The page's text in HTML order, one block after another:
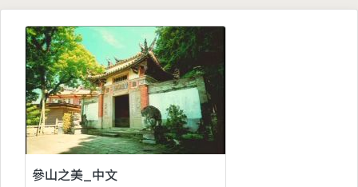
參山之美_中文